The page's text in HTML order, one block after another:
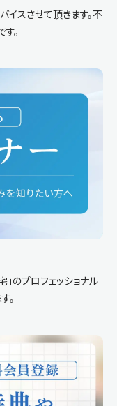
イスさせて頂きます。不
。
のプロフェッショナル
。